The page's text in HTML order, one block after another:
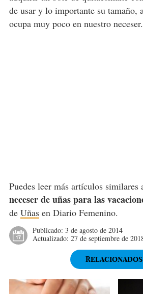
de usar y lo importante su tamaño,
ocupa muy poco en nuestro neceser.
Puedes leer más artículos similares
neceser de uñas para las
de Uñasen Diario Femenino.
Publicado: 3 de agosto de 2014
Actualizado: 27 de septiembre de
RELACIONADOS